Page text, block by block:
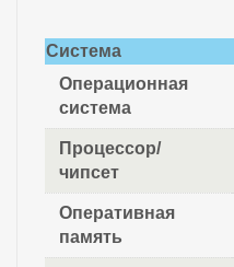
Система
Операционная
система
Процессор/
чипсет
Оперативная
память